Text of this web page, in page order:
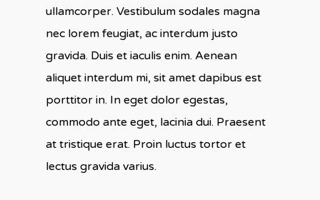
ullamcorper. Vestibulum sodales magna
nec lorem feugiat, ac interdum justo
gravida. Duis et iaculis enim. Aenean
aliquet interdum mi, sit amet dapibus est
porttitor in. In eget dolor egestas,
commodo ante eget, lacinia dui. Praesent
at tristique erat. Proin luctus tortor et
lectus gravida varius.